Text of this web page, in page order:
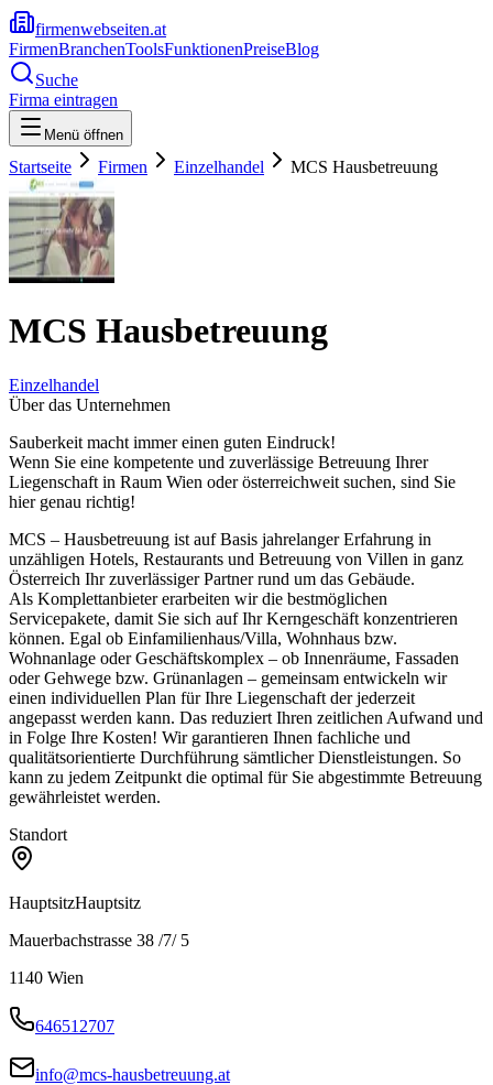
firmenwebseiten.at
FirmenBranchenToolsFunktionenPreiseBlog
Suche
Firma eintragen
Menü öffnen
Startseite Firmen Einzelhandel MCS Hausbetreuung
MCS Hausbetreuung
Einzelhandel
Über das Unternehmen
Sauberkeit macht immer einen guten Eindruck!
Wenn Sie eine kompetente und zuverlässige Betreuung Ihrer
Liegenschaft in Raum Wien oder österreichweit suchen, sind Sie
hier genau richtig!
MCS – Hausbetreuung ist auf Basis jahrelanger Erfahrung in
unzähligen Hotels, Restaurants und Betreuung von Villen in ganz
Österreich Ihr zuverlässiger Partner rund um das Gebäude.
Als Komplettanbieter erarbeiten wir die bestmöglichen
Servicepakete, damit Sie sich auf Ihr Kerngeschäft konzentrieren
können. Egal ob Einfamilienhaus/Villa, Wohnhaus bzw.
Wohnanlage oder Geschäftskomplex – ob Innenräume, Fassaden
oder Gehwege bzw. Grünanlagen – gemeinsam entwickeln wir
einen individuellen Plan für Ihre Liegenschaft der jederzeit
angepasst werden kann. Das reduziert Ihren zeitlichen Aufwand und
in Folge Ihre Kosten! Wir garantieren Ihnen fachliche und
qualitätsorientierte Durchführung sämtlicher Dienstleistungen. So
kann zu jedem Zeitpunkt die optimal für Sie abgestimmte Betreuung
gewährleistet werden.
Standort
HauptsitzHauptsitz
Mauerbachstrasse 38 /7/ 5
1140 Wien
646512707
info@mcs-hausbetreuung.at